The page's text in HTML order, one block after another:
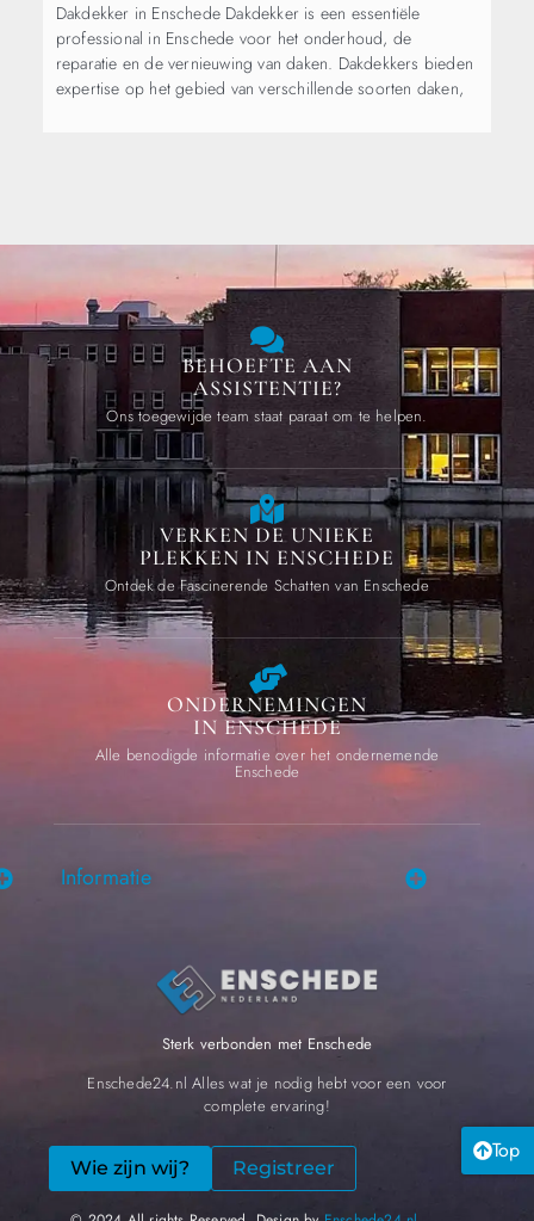
Top
Dakdekker in Enschede Dakdekker is een essentiële
professional in Enschede voor het onderhoud, de
reparatie en de vernieuwing van daken. Dakdekkers bieden
expertise op het gebied van verschillende soorten daken,
BEHOEFTE AAN
ASSISTENTIE?
Ons toegewijde team staat paraat om te helpen.
VERKEN DE UNIEKE
PLEKKEN IN ENSCHEDE
Ontdek de Fascinerende Schatten van Enschede
ONDERNEMINGEN
IN ENSCHEDE
Alle benodigde informatie over het ondernemende
Enschede
Informatie
Sterk verbonden met Enschede
Enschede24.nl Alles wat je nodig hebt voor een voor
complete ervaring!
Wie zijn wij? Registreer